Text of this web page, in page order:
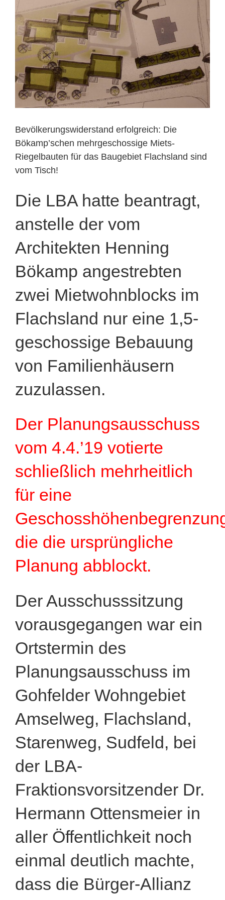
Bild
Bevölkerungswiderstand erfolgreich: Die
Bökamp’schen mehrgeschossige Miets-
Riegelbauten für das Baugebiet Flachsland sind
vom Tisch!
Die LBA hatte beantragt,
anstelle der vom
Architekten Henning
Bökamp angestrebten
zwei Mietwohnblocks im
Flachsland nur eine 1,5-
geschossige Bebauung
von Familienhäusern
zuzulassen.
Der Planungsausschuss
vom 4.4.’19 votierte
schließlich mehrheitlich
für eine
die die ursprüngliche
Planung abblockt.
Der Ausschusssitzung
vorausgegangen war ein
Ortstermin des
Planungsausschuss im
Gohfelder Wohngebiet
Amselweg, Flachsland,
Starenweg, Sudfeld, bei
der LBA-
Fraktionsvorsitzender Dr.
Hermann Ottensmeier in
aller Öffentlichkeit noch
einmal deutlich machte,
dass die Bürger-Allianz